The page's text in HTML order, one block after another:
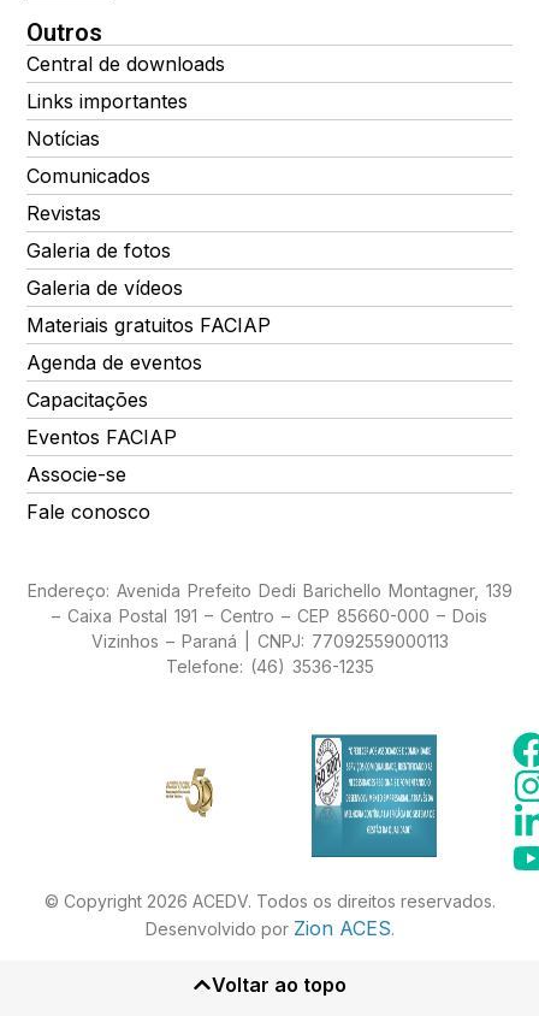
Outros
Central de downloads
Links importantes
Notícias
Comunicados
Revistas
Galeria de fotos
Galeria de vídeos
Materiais gratuitos FACIAP
Agenda de eventos
Capacitações
Eventos FACIAP
Associe-se
Fale conosco
Endereço: Avenida Prefeito Dedi Barichello Montagner, 139
– Caixa Postal 191 – Centro – CEP 85660-000 – Dois
Vizinhos – Paraná | CNPJ: 77092559000113
Telefone: (46) 3536-1235
© Copyright 2026 ACEDV. Todos os direitos reservados.
Desenvolvido por Zion ACES.
Voltar ao topo